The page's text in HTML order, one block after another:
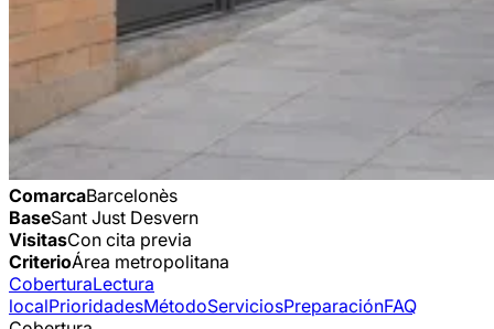
ComarcaBarcelonès
BaseSant Just Desvern
VisitasCon cita previa
CriterioÁrea metropolitana
CoberturaLectura
localPrioridadesMétodoServiciosPreparaciónFAQ